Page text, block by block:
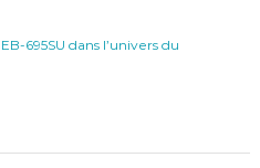
695SU dans l’univers du